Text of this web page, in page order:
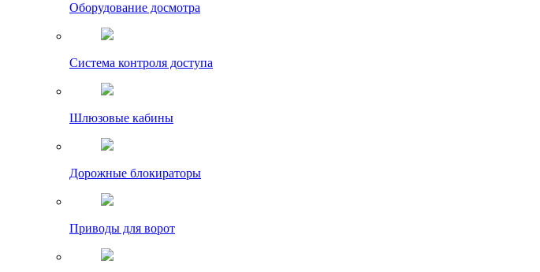
Оборудование досмотра
Система контроля доступа
Шлюзовые кабины
Дорожные блокираторы
Приводы для ворот